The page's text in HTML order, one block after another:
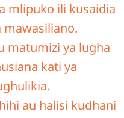
mlipuko ili kusaidia
matumizi ya lugha
kati ya
au halisi kudhani